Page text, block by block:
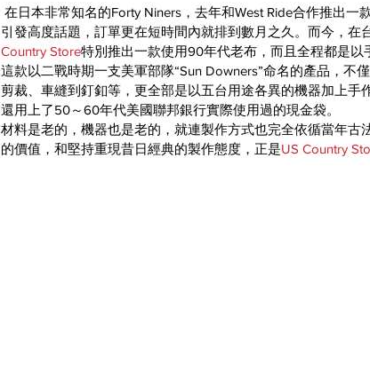
引發高度話題，訂單更在短時間內就排到數月之久。而今，在
Country Store特別推出一款使用90年代老布，而且全程都是以
這款以二戰時期一支美軍部隊“Sun Downers”命名的產品，不
剪裁、車縫到釘釦等，更全部是以五台用途各異的機器加上
還用上了50～60年代美國聯邦銀行實際使用過的現金袋。
材料是老的，機器也是老的，就連製作方式也完全依循當年
的價值，和堅持重現昔日經典的製作態度，正是US Country